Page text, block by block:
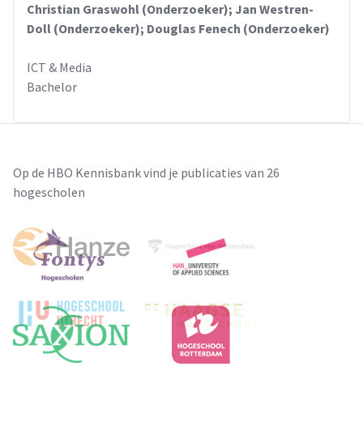
Christian Graswohl (Onderzoeker); Jan Westren-
Doll (Onderzoeker); Douglas Fenech (Onderzoeker)
ICT & Media
Bachelor
Op de HBO Kennisbank vind je publicaties van 26
hogescholen